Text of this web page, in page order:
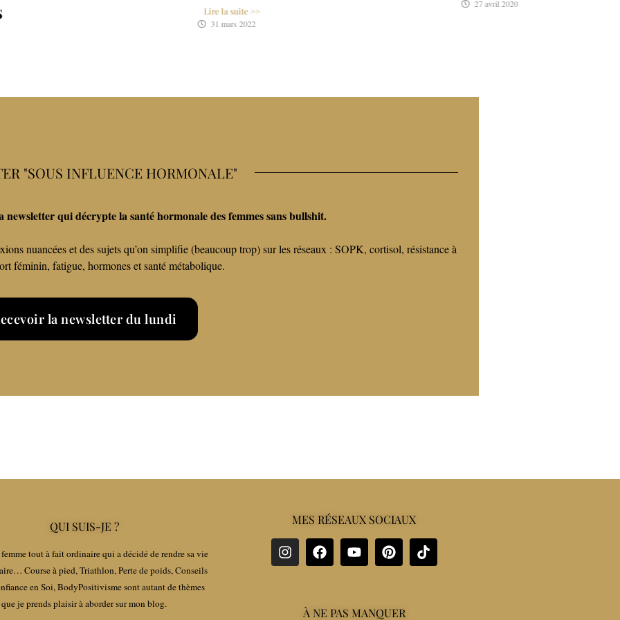
Lire la suite >>
31 mars 2022
27 avril 2020
"SOUS INFLUENCE HORMONALE"
newsletter qui décrypte la santé hormonale des femmes sans bullshit.
nuancées et des sujets qu’on simplifie (beaucoup trop) sur les réseaux : SOPK, cortisol, résistance à
féminin, fatigue, hormones et santé métabolique.
la newsletter du lundi
QUI SUIS-JE ?
tout à fait ordinaire qui a décidé de rendre sa vie
Course à pied, Triathlon, Perte de poids, Conseils
en Soi, BodyPositivisme sont autant de thèmes
que je prends plaisir à aborder sur mon blog.
MES RÉSEAUX SOCIAUX
À NE PAS MANQUER